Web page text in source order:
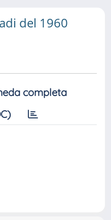
del 1960
completa